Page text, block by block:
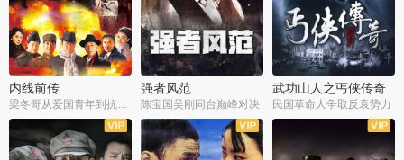
内线前传 强者风范
陈宝国吴刚同台巅峰对决
武功山人之丐侠传奇
民国革命人争取反袁势力
全38集
全9集 全35集